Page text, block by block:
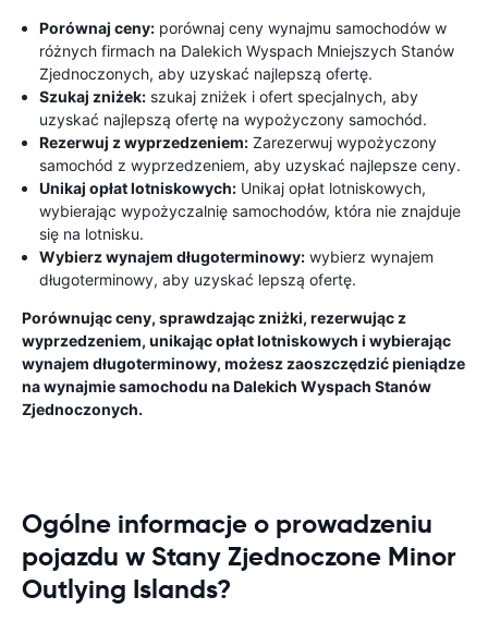
Porównaj ceny: porównaj ceny wynajmu samochodów w
różnych firmach na Dalekich Wyspach Mniejszych Stanów
Zjednoczonych, aby uzyskać najlepszą ofertę.
Szukaj zniżek: szukaj zniżek i ofert specjalnych, aby
uzyskać najlepszą ofertę na wypożyczony samochód.
Rezerwuj z wyprzedzeniem: Zarezerwuj wypożyczony
samochód z wyprzedzeniem, aby uzyskać najlepsze ceny.
Unikaj opłat lotniskowych: Unikaj opłat lotniskowych,
wybierając wypożyczalnię samochodów, która nie znajduje
się na lotnisku.
Wybierz wynajem długoterminowy: wybierz wynajem
długoterminowy, aby uzyskać lepszą ofertę.
Porównując ceny, sprawdzając zniżki, rezerwując z
wyprzedzeniem, unikając opłat lotniskowych i wybierając
wynajem długoterminowy, możesz zaoszczędzić pieniądze
na wynajmie samochodu na Dalekich Wyspach Stanów
Zjednoczonych.
Ogólne informacje o prowadzeniu
pojazdu w Stany Zjednoczone Minor
Outlying Islands?